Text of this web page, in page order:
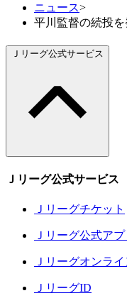
ニュース>
平川監督の続投を
Ｊリーグ公式サービス
Ｊリーグ公式サービス
Ｊリーグチケット
Ｊリーグ公式アプ
Ｊリーグオンラ
ＪリーグID